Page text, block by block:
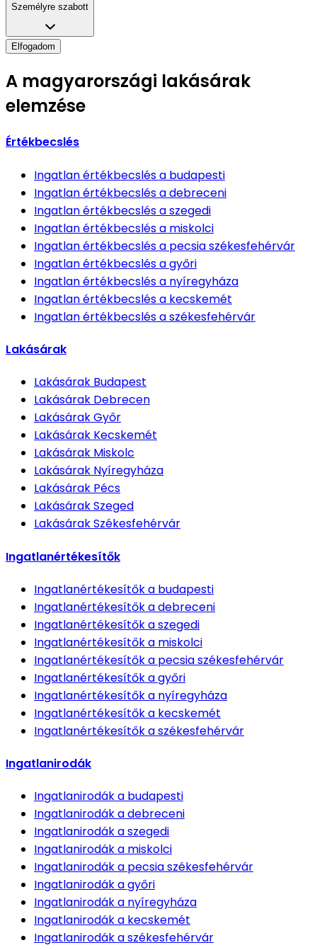
Személyre szabott
Elfogadom
A magyarországi lakásárak
elemzése
Értékbecslés
Ingatlan értékbecslésa budapesti
Ingatlan értékbecslésa debreceni
Ingatlan értékbecslésa szegedi
Ingatlan értékbecslésa miskolci
Ingatlan értékbecslésa pecsia székesfehérvár
Ingatlan értékbecslésa győri
Ingatlan értékbecslésa nyíregyháza
Ingatlan értékbecslésa kecskemét
Ingatlan értékbecslésa székesfehérvár
Lakásárak
Lakásárak Budapest
Lakásárak Debrecen
LakásárakGyőr
Lakásárak Kecskemét
Lakásárak Miskolc
Lakásárak Nyíregyháza
Lakásárak Pécs
LakásárakSzeged
LakásárakSzékesfehérvár
Ingatlanértékesítők
Ingatlanértékesítőka budapesti
Ingatlanértékesítőka debreceni
Ingatlanértékesítőka szegedi
Ingatlanértékesítőka miskolci
Ingatlanértékesítőka pecsia székesfehérvár
Ingatlanértékesítőka győri
Ingatlanértékesítőka nyíregyháza
Ingatlanértékesítőka kecskemét
Ingatlanértékesítőka székesfehérvár
Ingatlanirodák
Ingatlanirodáka budapesti
Ingatlanirodáka debreceni
Ingatlanirodáka szegedi
Ingatlanirodáka miskolci
Ingatlanirodáka pecsia székesfehérvár
Ingatlanirodáka győri
Ingatlanirodáka nyíregyháza
Ingatlanirodáka kecskemét
Ingatlanirodáka székesfehérvár